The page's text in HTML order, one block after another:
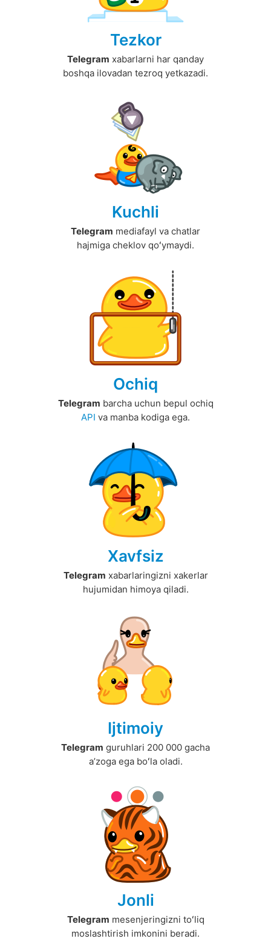
Tezkor
Telegram xabarlarni har qanday
boshqa ilovadan tezroq yetkazadi.
Kuchli
Telegram mediafayl va chatlar
hajmiga cheklov qoʻymaydi.
Ochiq
Telegram barcha uchun bepul ochiq
API va manba kodiga ega.
Xavfsiz
Telegram xabarlaringizni xakerlar
hujumidan himoya qiladi.
Ijtimoiy
Telegram guruhlari 200 000 gacha
aʼzoga ega boʻla oladi.
Jonli
Telegram mesenjeringizni toʻliq
moslashtirish imkonini beradi.